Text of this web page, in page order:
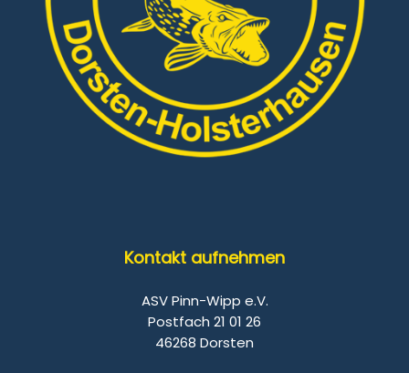
Kontakt aufnehmen
ASV Pinn-Wipp e.V.
Postfach 21 01 26
46268 Dorsten